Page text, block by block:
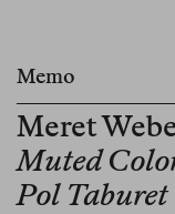
Memo
Meret
Muted
Pol Taburet